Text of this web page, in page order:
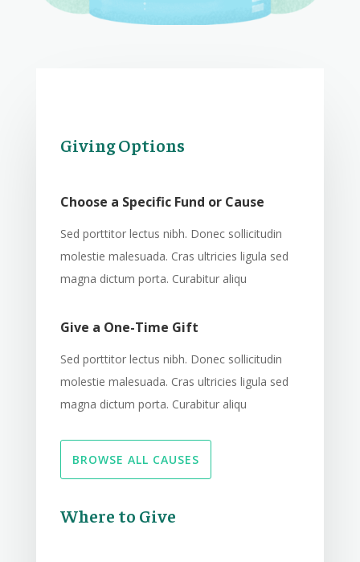
Giving Options
Choose a Specific Fund or Cause
Sed porttitor lectus nibh. Donec sollicitudin
molestie malesuada. Cras ultricies ligula sed
magna dictum porta. Curabitur aliqu
Give a One-Time Gift
Sed porttitor lectus nibh. Donec sollicitudin
molestie malesuada. Cras ultricies ligula sed
magna dictum porta. Curabitur aliqu
BROWSE ALL CAUSES
Where to Give